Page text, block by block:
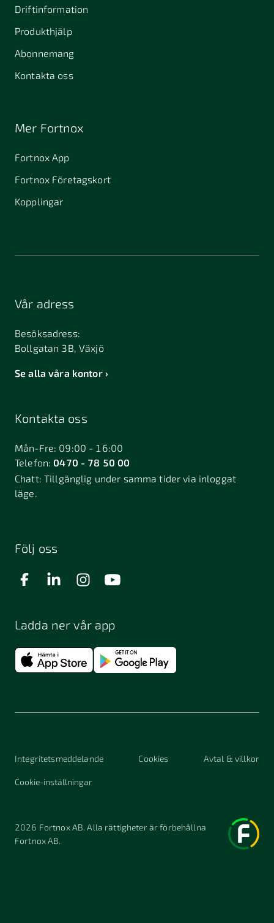
Driftinformation
Produkthjälp
Abonnemang
Kontakta oss
Mer Fortnox
Fortnox App
Fortnox Företagskort
Kopplingar
Vår adress
Besöksadress:
Bollgatan 3B, Växjö
Se alla våra kontor
Kontakta oss
Mån-Fre: 09:00 - 16:00
Telefon:0470 - 78 50 00
Chatt:Tillgänglig under samma tider via inloggat
läge.
Följ oss
Ladda ner vår app
Integritetsmeddelande Cookies Avtal & villkor
Cookie-inställningar
2026 Fortnox AB. Alla rättigheter är förbehållna
Fortnox AB.